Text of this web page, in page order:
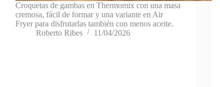
Croquetas de gambas en Thermomix con una masa
cremosa, fácil de formar y una variante en Air
Fryer para disfrutarlas también con menos aceite.
Roberto Ribes
11/04/2026